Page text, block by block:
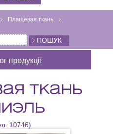
Плащевая ткань
ПОШУК
продукції
ткань
10746)